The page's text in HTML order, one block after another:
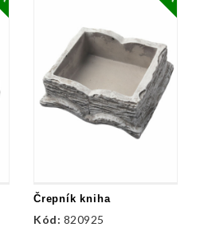
Črepník kniha
Kód: 820925